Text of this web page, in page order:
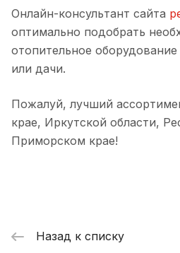
Онлайн-консультант сайта
оптимально подобрать
отопительное
или дачи.
Пожалуй, лучший
крае, Иркутской области,
Приморском крае!
Назад к списку